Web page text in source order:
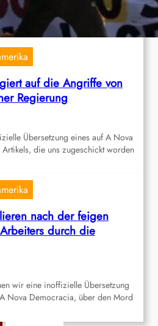
auf die Angriffe von
Regierung
Übersetzung eines auf A Nova
die uns zugeschickt worden
nach der feigen
durch die
wir eine inoffizielle Übersetzung
Nova Democracia, über den Mord